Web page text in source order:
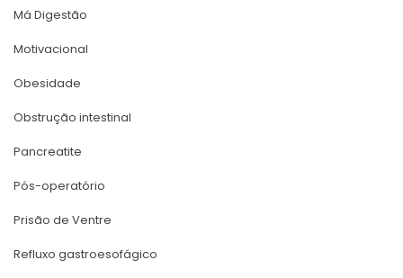
Má Digestão
Motivacional
Obesidade
Obstrução intestinal
Pancreatite
Pós-operatório
Prisão de Ventre
Refluxo gastroesofágico